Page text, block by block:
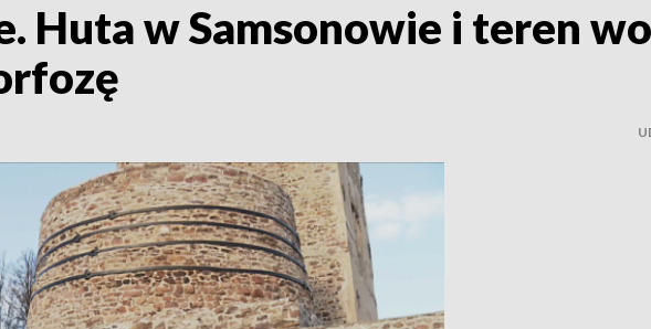
Huta w Samsonowie i teren